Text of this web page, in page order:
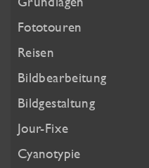
Fototouren
Reisen
Bildbearbeitung
Bildgestaltung
Jour-Fixe
Cyanotypie